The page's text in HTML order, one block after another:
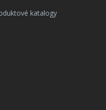
katalogy